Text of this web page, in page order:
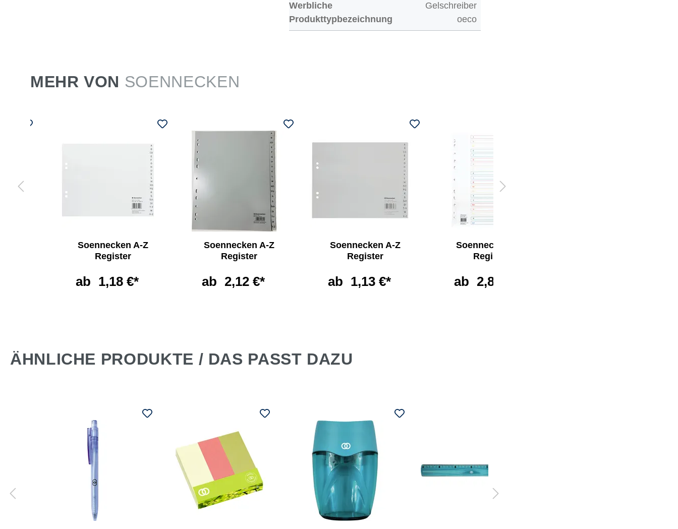
Werbliche
Produkttypbezeichnung
Gelschreiber
oeco
MEHR VON SOENNECKEN
Soennecken A-Z
Register
ab 1,18 €*
Soennecken A-Z
Register
ab 2,12 €*
Soennecken A-Z
Register
ab 1,13 €*
Soennecken A-Z
Register
ab 2,87 €*
ÄHNLICHE PRODUKTE / DAS PASST DAZU